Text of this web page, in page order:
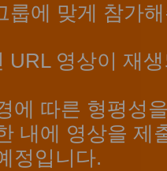
룹에 맞게 참가
URL 영상이 재
에 따른 형평성
내에 영상을 제
정입니다.